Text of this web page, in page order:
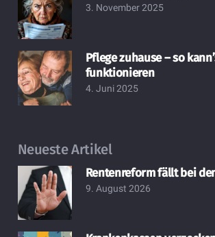
3. November 2025
Pflege zuhause – so
funktionieren
4. Juni 2025
Neueste Artikel
Rentenreform fällt bei
9. August 2026